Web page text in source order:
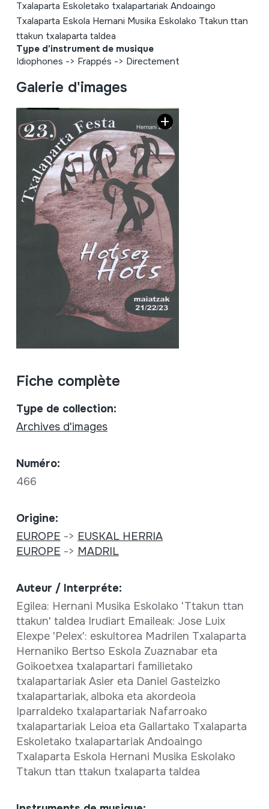
Txalaparta Eskoletako txalapartariak Andoaingo
Txalaparta Eskola Hernani Musika Eskolako Ttakun ttan
ttakun txalaparta taldea
Type d'instrument de musique
Idiophones -> Frappés -> Directement
Galerie d'images
Fiche complète
Type de collection:
Archives d'images
Numéro:
466
Origine:
EUROPE -> EUSKAL HERRIA
EUROPE -> MADRIL
Auteur / Interpréte:
Egilea: Hernani Musika Eskolako 'Ttakun ttan
ttakun' taldea Irudiart Emaileak: Jose Luix
Elexpe 'Pelex': eskultorea Madrilen Txalaparta
Hernaniko Bertso Eskola Zuaznabar eta
Goikoetxea txalapartari familietako
txalapartariak Asier eta Daniel Gasteizko
txalapartariak, alboka eta akordeoia
Iparraldeko txalapartariak Nafarroako
txalapartariak Leioa eta Gallartako Txalaparta
Eskoletako txalapartariak Andoaingo
Txalaparta Eskola Hernani Musika Eskolako
Ttakun ttan ttakun txalaparta taldea